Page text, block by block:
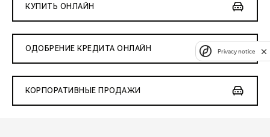
КУПИТЬ ОНЛАЙН
ОДОБРЕНИЕ КРЕДИТА ОНЛАЙН
КОРПОРАТИВНЫЕ ПРОДАЖИ
Privacy notice